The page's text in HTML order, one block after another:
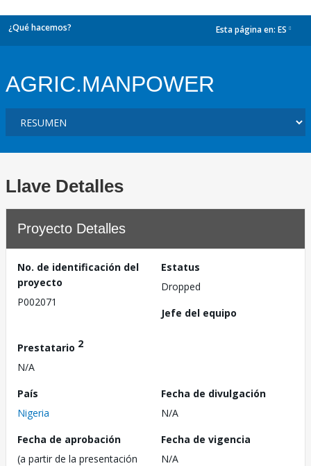
¿Qué hacemos? Esta página en: ES
AGRIC.MANPOWER
Llave Detalles
Proyecto Detalles
No. de identificación del
proyecto
P002071
Estatus
Dropped
Jefe del equipo
Prestatario 2
N/A
País
Nigeria
Fecha de divulgación
N/A
Fecha de aprobación
(a partir de la presentación
Fecha de vigencia
N/A